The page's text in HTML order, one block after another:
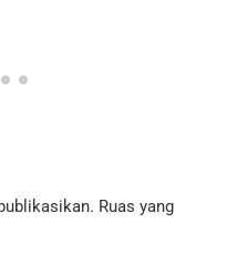
Ruas yang